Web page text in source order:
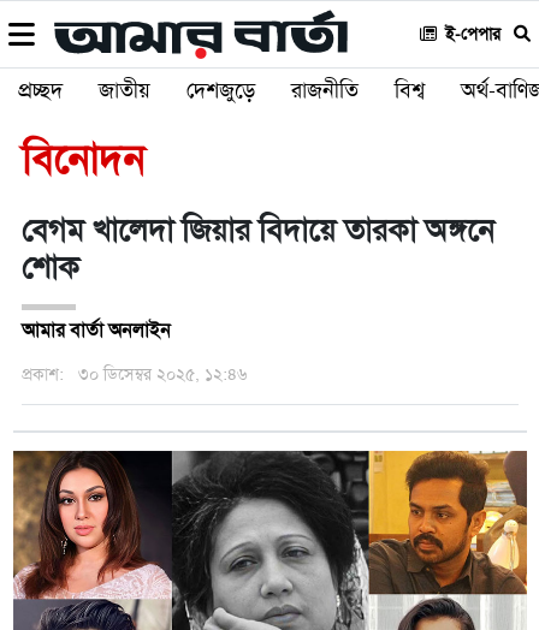
ই-পেপার
প্রচ্ছদ জাতীয় দেশজুড়ে রাজনীতি বিশ্ব অর্থ-
বিনোদন
বেগম খালেদা জিয়ার বিদায়ে তারকা অঙ্গনে
শোক
আমার বার্তা অনলাইন
প্রকাশ: ৩০ ডিসেম্বর ২০২৫, ১২:৪৬